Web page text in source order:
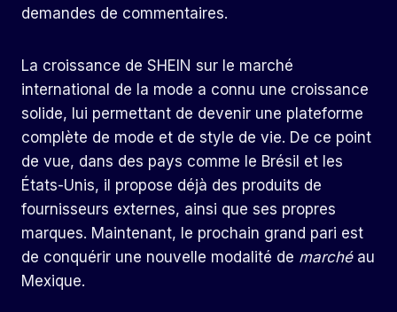
demandes de commentaires.
La croissance de SHEIN sur le marché
international de la mode a connu une croissance
solide, lui permettant de devenir une plateforme
complète de mode et de style de vie. De ce point
de vue, dans des pays comme le Brésil et les
États-Unis, il propose déjà des produits de
fournisseurs externes, ainsi que ses propres
marques. Maintenant, le prochain grand pari est
de conquérir une nouvelle modalité de marchéau
Mexique.